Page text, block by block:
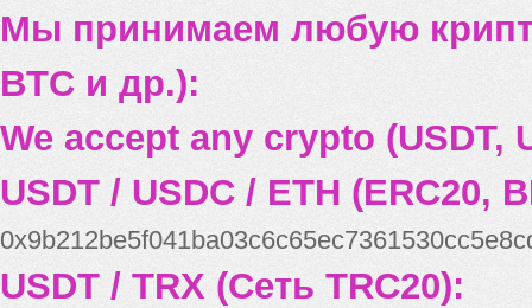
Мы принимаем любую
BTC и др.):
We accept any crypto (USDT,
USDT / USDC / ETH (ERC20,
USDT / TRX (Сеть TRC20):